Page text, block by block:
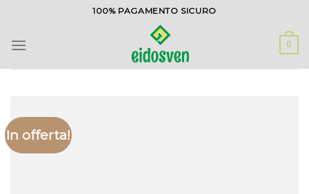
contenuti
100% PAGAMENTO SICURO
0
In offerta!